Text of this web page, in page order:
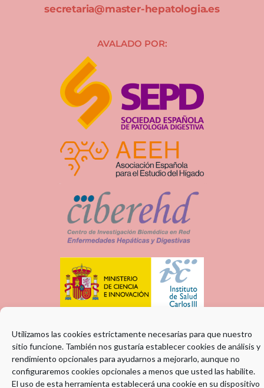
Utilizamos las cookies estrictamente necesarias para que nuestro
sitio funcione. También nos gustaría establecer cookies de análisis y
rendimiento opcionales para ayudarnos a mejorarlo, aunque no
configuraremos cookies opcionales a menos que usted las habilite.
El uso de esta herramienta establecerá una cookie en su dispositivo
secretaria@master-hepatologia.es
AVALADO POR: